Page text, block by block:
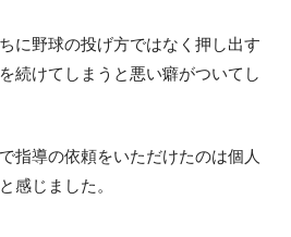
に野球の投げ方ではなく押し出す
続けてしまうと悪い癖がついてし
指導の依頼をいただけたのは個人
感じました。